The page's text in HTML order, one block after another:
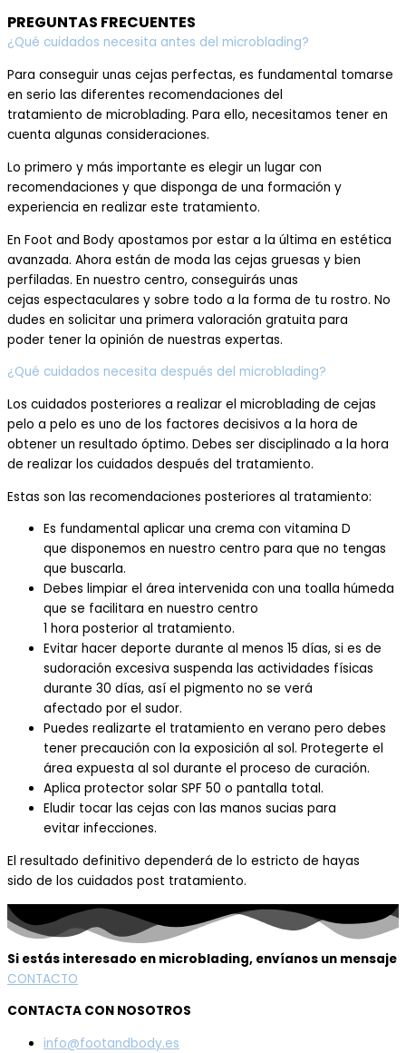
PREGUNTAS FRECUENTES
¿Qué cuidados necesita antes del microblading?
Para conseguir unas cejas perfectas, es fundamental tomarse
en serio las diferentes recomendaciones del
tratamiento de microblading. Para ello, necesitamos tener en
cuenta algunas consideraciones.
Lo primero y más importante es elegir un lugar con
recomendaciones y que disponga de una formación y
experiencia en realizar este tratamiento.
En Foot and Body apostamos por estar a la última en estética
avanzada. Ahora están de moda las cejas gruesas y bien
perfiladas. En nuestro centro, conseguirás unas
cejas espectaculares y sobre todo a la forma de tu rostro. No
dudes en solicitar una primera valoración gratuita para
poder tener la opinión de nuestras expertas.
¿Qué cuidados necesita después del microblading?
Los cuidados posteriores a realizar el microblading de cejas
pelo a pelo es uno de los factores decisivos a la hora de
obtener un resultado óptimo. Debes ser disciplinado a la hora
de realizar los cuidados después del tratamiento.
Estas son las recomendaciones posteriores al tratamiento:
Es fundamental aplicar una crema con vitamina D
que disponemos en nuestro centro para que no tengas
que buscarla.
Debes limpiar el área intervenida con una toalla húmeda
que se facilitara en nuestro centro
1 hora posterior al tratamiento.
Evitar hacer deporte durante al menos 15 días, si es de
sudoración excesiva suspenda las actividades físicas
durante 30 días, así el pigmento no se verá
afectado por el sudor.
Puedes realizarte el tratamiento en verano pero debes
tener precaución con la exposición al sol. Protegerte el
área expuesta al sol durante el proceso de curación.
Aplica protector solar SPF 50 o pantalla total.
Eludir tocar las cejas con las manos sucias para
evitar infecciones.
El resultado definitivo dependerá de lo estricto de hayas
sido de los cuidados post tratamiento.
Si estás interesado en microblading, envíanos un mensaje
CONTACTO
CONTACTA CON NOSOTROS
info@footandbody.es